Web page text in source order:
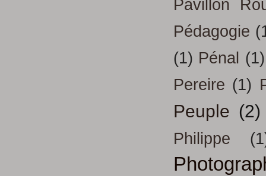
Pavillon
Pédagogie
(1) Pénal (1)
Pereire (1)
Peuple (2)
Philippe